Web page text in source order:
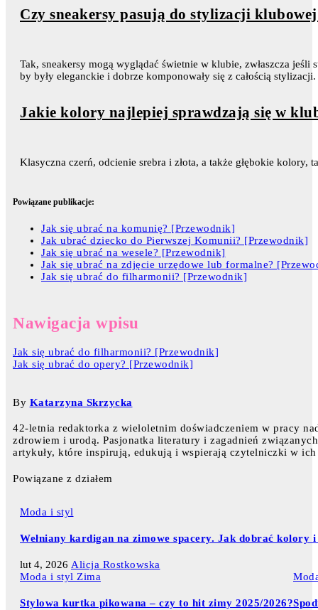
Czy sneakersy pasują do stylizacji
Tak, sneakersy mogą wyglądać świetnie w klubie, zwłaszcza
by były eleganckie i dobrze komponowały się z całością stylizacji.
Jakie kolory najlepiej sprawdzają się w
Klasyczna czerń, odcienie srebra i złota, a także głębokie
Powiązane publikacje:
Jak się ubrać na komunię? [Przewodnik]
Jak ubrać dziecko do Pierwszej Komunii? [Przewodnik]
Jak się ubrać na wesele? [Przewodnik]
Jak się ubrać na zdjęcie urzędowe lub formalne?
Jak się ubrać do filharmonii? [Przewodnik]
Nawigacja wpisu
Jak się ubrać do filharmonii? [Przewodnik]
Jak się ubrać do opery? [Przewodnik]
By Katarzyna Skrzycka
42-letnia redaktorka z wieloletnim doświadczeniem w pracy
zdrowiem i urodą. Pasjonatka literatury i zagadnień
artykuły, które inspirują, edukują i wspierają czytelniczki w
Powiązane z działem
Moda i styl
Wełniany kardigan na zimowe spacery. Jak dobrać kolory
lut 4, 2026 Alicja Rostkowska
Moda i styl Zima
Stylowa kurtka pikowana – czy to hit zimy 2025/2026?